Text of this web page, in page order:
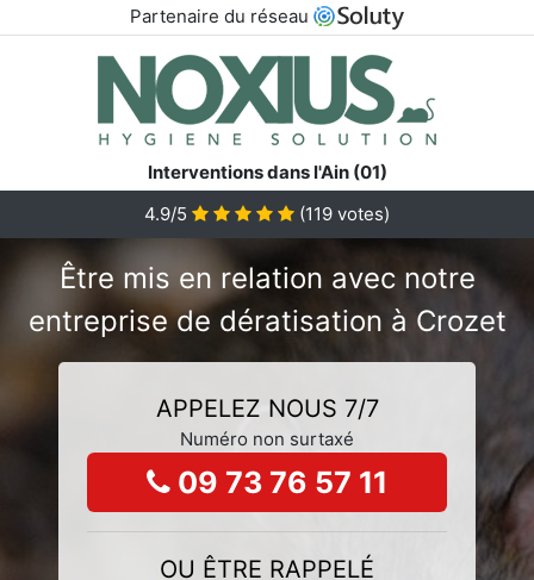
Partenaire du réseau
Interventions dans l'Ain (01)
4.9/5
(119 votes)
Être mis en relation avec notre
entreprise de dératisation à Crozet
APPELEZ NOUS 7/7
Numéro non surtaxé
09 73 76 57 11
OU ÊTRE RAPPELÉ